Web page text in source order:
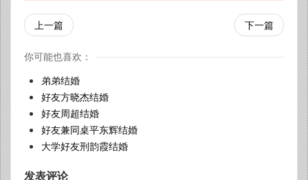
上一篇 下一篇
你可能也喜欢：
弟弟结婚
好友方晓杰结婚
好友周超结婚
好友兼同桌平东辉结婚
大学好友刑韵霞结婚
发表评论